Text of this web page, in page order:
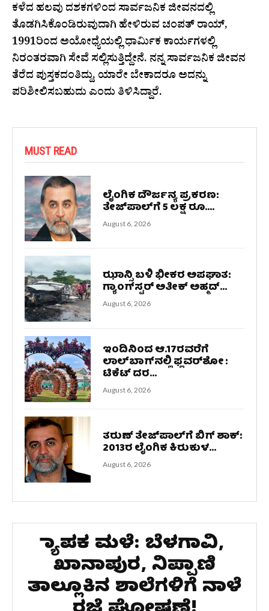
ಕಳೆದ ಹಲವು ದಶಕಗಳಿಂದ ಸಾರ್ವಜನಿಕ ಜೀವನದಲ್ಲಿ
ತೊಡಗಿಸಿಕೊಂಡಿರುವುದಾಗಿ ಹೇಳಿರುವ ಚಂಪತ್ ರಾಯ್,
1991ರಿಂದ ಅಯೋಧ್ಯೆಯಲ್ಲಿ ಧಾರ್ಮಿಕ ಕಾರ್ಯಗಳಲ್ಲಿ
ನಿರಂತರವಾಗಿ ಸೇವೆ ಸಲ್ಲಿಸುತ್ತಿದ್ದೇನೆ. ನನ್ನ ಸಾರ್ವಜನಿಕ ಜೀವನ
ತೆರೆದ ಪುಸ್ತಕದಂತಿದ್ದು, ಯಾರೇ ಬೇಕಾದರೂ ಅದನ್ನು
ಪರಿಶೀಲಿಸಬಹುದು ಎಂದು ತಿಳಿಸಿದ್ದಾರೆ.
MUST READ
ಲೈಂಗಿಕ ದೌರ್ಜನ್ಯ ಪ್ರಕರಣ:
ತೇಜ್‌ಪಾಲ್‌ಗೆ 5 ಲಕ್ಷ ರೂ....
August 6, 2026
ಝಾನ್ಸಿ ಬಳಿ ಭೀಕರ ಅಪಘಾತ:
ಗ್ಯಾಂಗ್‌ಸ್ಟರ್‌ ಅತೀಕ್ ಅಹ್ಮದ್...
August 6, 2026
ಇಂದಿನಿಂದ ಆ.17ರವರೆಗೆ
ಲಾಲ್‌ಬಾಗ್‌ನಲ್ಲಿ ಫ್ಲವರ್‌ಶೋ :
ಟಿಕೆಟ್‌ ದರ...
August 6, 2026
ತರುಣ್ ತೇಜ್‌ಪಾಲ್‌ಗೆ ಬಿಗ್ ಶಾಕ್:
2013ರ ಲೈಂಗಿಕ ಕಿರುಕುಳ...
August 6, 2026